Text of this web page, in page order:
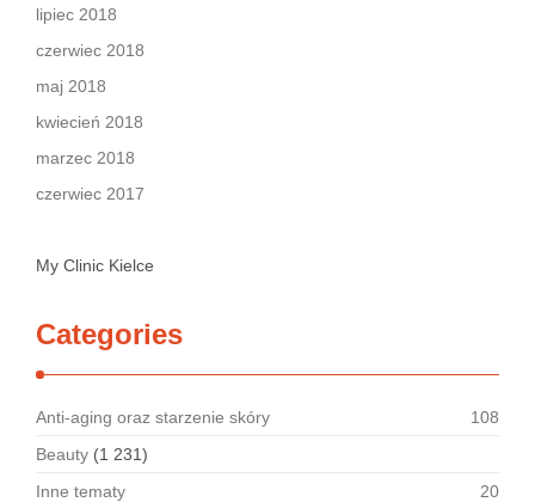
lipiec 2018
czerwiec 2018
maj 2018
kwiecień 2018
marzec 2018
czerwiec 2017
My Clinic Kielce
Categories
Anti-aging oraz starzenie skóry
108
Beauty (1 231)
Inne tematy
20